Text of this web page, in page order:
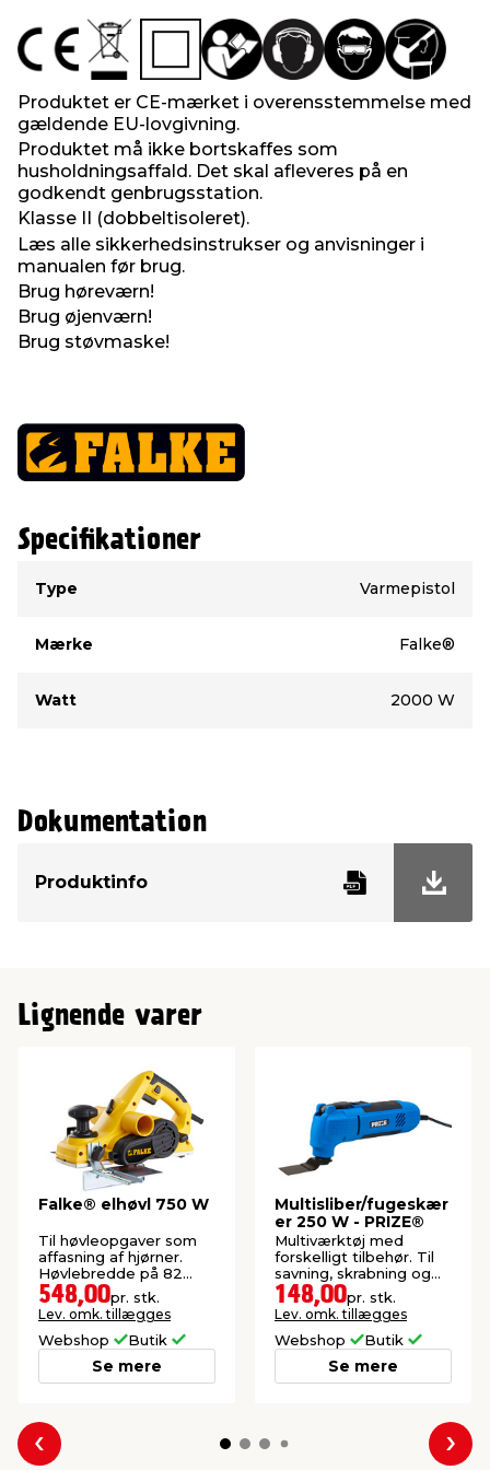
Produktet er CE-mærket i overensstemmelse med
gældende EU-lovgivning.
Produktet må ikke bortskaffes som
husholdningsaffald. Det skal afleveres på en
godkendt genbrugsstation.
Klasse II (dobbeltisoleret).
Læs alle sikkerhedsinstrukser og anvisninger i
manualen før brug.
Brug høreværn!
Brug øjenværn!
Brug støvmaske!
Specifikationer
Type
Varmepistol
Mærke Falke®
Watt 2000 W
Dokumentation
Produktinfo
Lignende varer
Falke® elhøvl 750 W
Til høvleopgaver som
affasning af hjørner.
Høvlebredde på 82
mm.
548,00pr. stk.
Lev. omk. tillægges
Webshop Butik
Se mere
Multisliber/fugeskær
er 250 W - PRIZE®
Multiværktøj med
forskelligt tilbehør. Til
savning, skrabning og
slibning.
148,00pr. stk.
Lev. omk. tillægges
Webshop Butik
Se mere
Forrige